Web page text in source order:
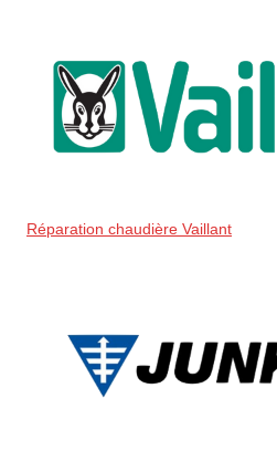
Réparation chaudière Vaillant